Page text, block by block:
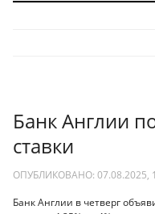
Банк Англии
ставки
ОПУБЛИКОВАНО: 07.08.2025,
Банк Англии в четверг